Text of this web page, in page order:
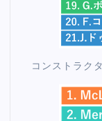
コンストラク